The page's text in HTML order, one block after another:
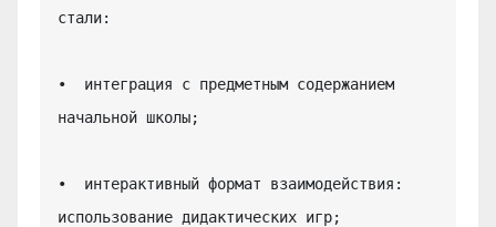
стали:
•  интеграция с предметным содержанием
начальной школы;
•  интерактивный формат взаимодействия:
использование дидактических игр;